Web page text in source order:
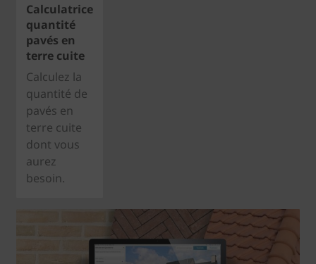
Calculatrice
quantité
pavés en
terre cuite
Calculez la
quantité de
pavés en
terre cuite
dont vous
aurez
besoin.